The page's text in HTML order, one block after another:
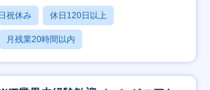
祝休み 休日120日以上
月残業20時間以内